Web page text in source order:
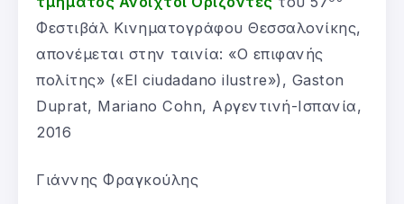
Φεστιβάλ Κινηματογράφου Θεσσαλονίκης,
απονέμεται στην ταινία: «Ο επιφανής
πολίτης» («El ciudadano ilustre»), Gaston
Duprat, Mariano Cohn, Αργεντινή-Ισπανία,
2016
Γιάννης Φραγκούλης